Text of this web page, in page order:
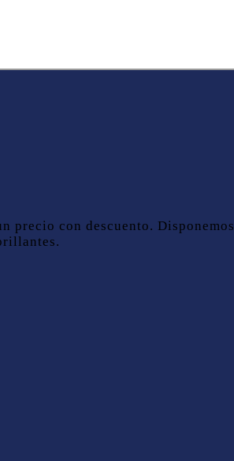
precio con descuento. Disponemos